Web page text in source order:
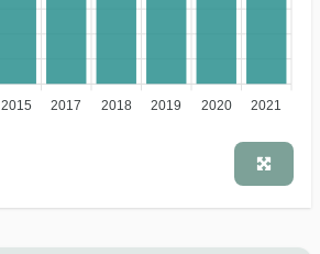
2015 2017 2018 2019 2020 2021